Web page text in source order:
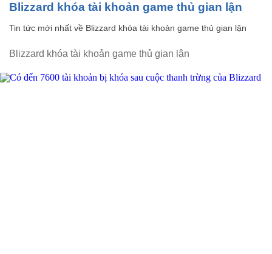
Blizzard khóa tài khoản game thủ gian lận
Tin tức mới nhất về Blizzard khóa tài khoản game thủ gian lận
Blizzard khóa tài khoản game thủ gian lận